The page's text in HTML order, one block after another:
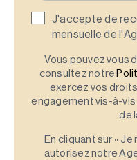
J'accepte de
mensuelle de
Vous pouvez vous
consultez notre
exercez vos
engagement vis-à-
de
En cliquant sur «
autorisez notre